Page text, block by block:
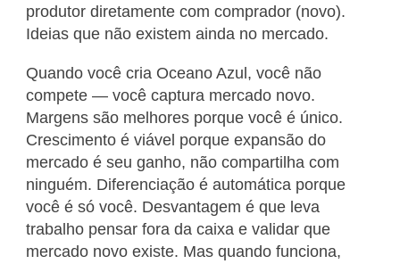
produtor diretamente com comprador (novo).
Ideias que não existem ainda no mercado.
Quando você cria Oceano Azul, você não
compete — você captura mercado novo.
Margens são melhores porque você é único.
Crescimento é viável porque expansão do
mercado é seu ganho, não compartilha com
ninguém. Diferenciação é automática porque
você é só você. Desvantagem é que leva
trabalho pensar fora da caixa e validar que
mercado novo existe. Mas quando funciona,